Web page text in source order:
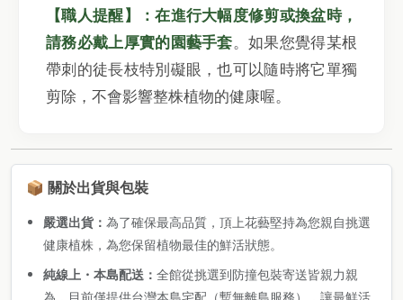
【職人提醒】：在進行大幅度修剪或換盆時，
請務必戴上厚實的園藝手套。如果您覺得某根
帶刺的徒長枝特別礙眼，也可以隨時將它單獨
剪除，不會影響整株植物的健康喔。
📦 關於出貨與包裝
嚴選出貨：為了確保最高品質，頂上花藝堅持為您親自挑選
健康植株，為您保留植物最佳的鮮活狀態。
純線上・本島配送：全館從挑選到防撞包裝寄送皆親力親
為，目前僅提供台灣本島宅配（暫無離島服務），讓最鮮活